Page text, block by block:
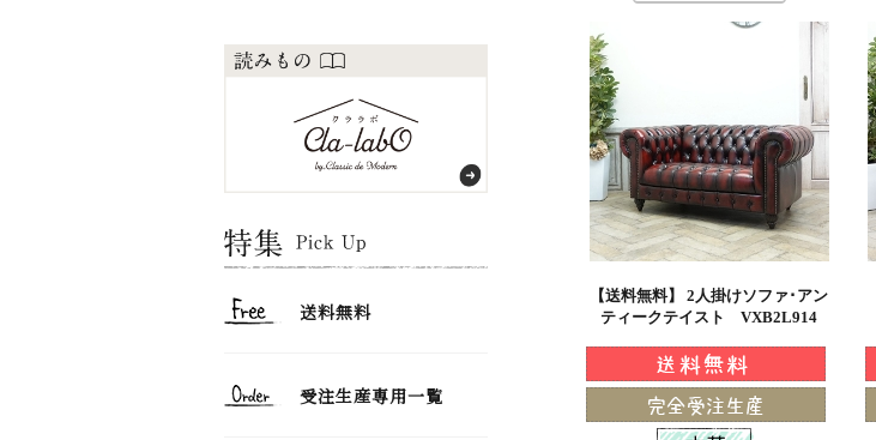
【送料無料】 2人掛けソファ･アン
ティークテイスト VXB2L914